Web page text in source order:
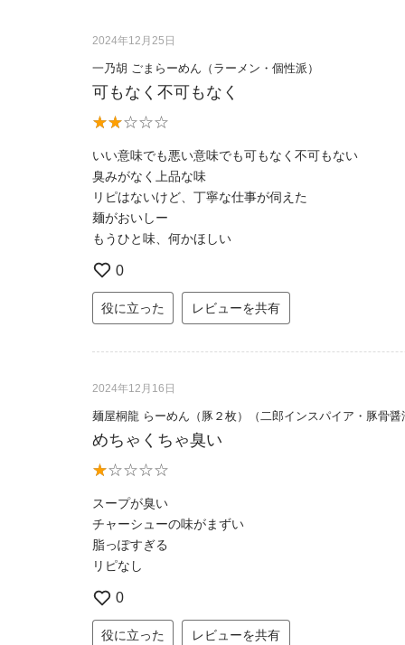
2024年12月25日
一乃胡 ごまらーめん（ラーメン・個性派）
可もなく不可もなく
いい意味でも悪い意味でも可もなく不可もない
臭みがなく上品な味
リピはないけど、丁寧な仕事が伺えた
麺がおいしー
もうひと味、何かほしい
0
役に立った レビューを共有
2024年12月16日
麺屋桐龍 らーめん（豚２枚）（二郎インスパイア・豚骨醤
めちゃくちゃ臭い
スープが臭い
チャーシューの味がまずい
脂っぽすぎる
リピなし
0
役に立った レビューを共有